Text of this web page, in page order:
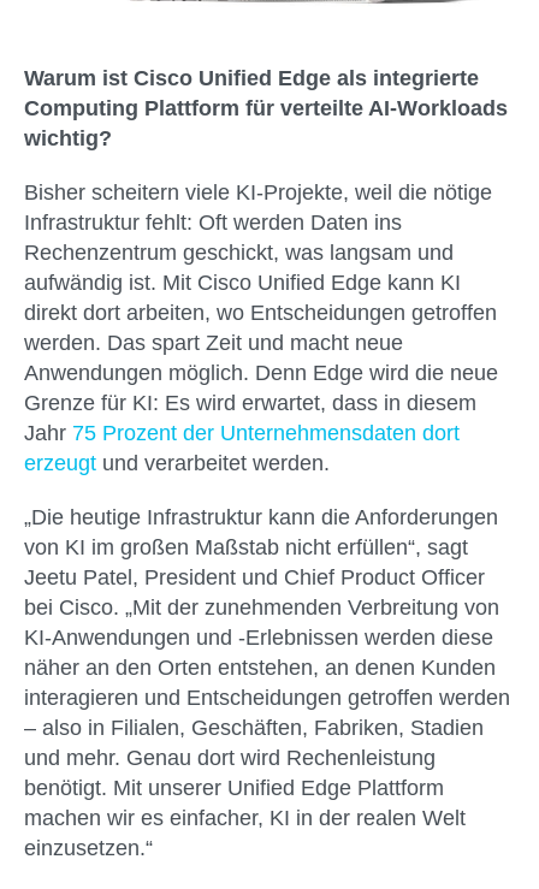
Warum ist Cisco Unified Edge als integrierte
Computing Plattform für verteilte AI-Workloads
wichtig?
Bisher scheitern viele KI-Projekte, weil die nötige
Infrastruktur fehlt: Oft werden Daten ins
Rechenzentrum geschickt, was langsam und
aufwändig ist. Mit Cisco Unified Edge kann KI
direkt dort arbeiten, wo Entscheidungen getroffen
werden. Das spart Zeit und macht neue
Anwendungen möglich. Denn Edge wird die neue
Grenze für KI: Es wird erwartet, dass in diesem
Jahr 75 Prozent der Unternehmensdaten dort
erzeugt und verarbeitet werden.
„Die heutige Infrastruktur kann die Anforderungen
von KI im großen Maßstab nicht erfüllen“, sagt
Jeetu Patel, President und Chief Product Officer
bei Cisco. „Mit der zunehmenden Verbreitung von
KI-Anwendungen und -Erlebnissen werden diese
näher an den Orten entstehen, an denen Kunden
interagieren und Entscheidungen getroffen werden
– also in Filialen, Geschäften, Fabriken, Stadien
und mehr. Genau dort wird Rechenleistung
benötigt. Mit unserer Unified Edge Plattform
machen wir es einfacher, KI in der realen Welt
einzusetzen.“